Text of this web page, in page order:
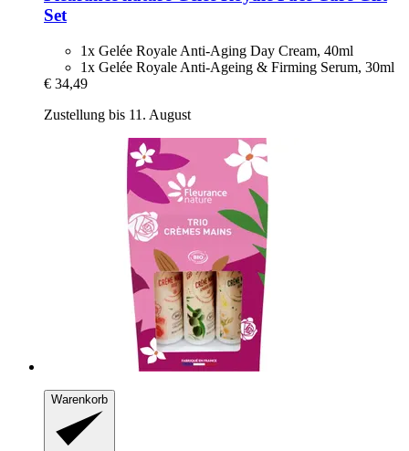
Set
1x Gelée Royale Anti-Aging Day Cream, 40ml
1x Gelée Royale Anti-Ageing & Firming Serum, 30ml
€ 34,49
Zustellung bis 11. August
Warenkorb